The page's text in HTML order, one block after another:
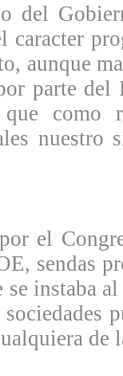
caracter
aunque
parte del
como
nuestro
el
sendas
instaba
de